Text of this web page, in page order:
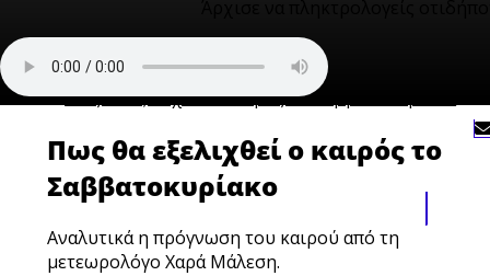
Μόνο για εντός Ελλάδας ισχύουν και όχι για
ταξίδια.
Πως θα εξελιχθεί ο καιρός το
Σαββατοκυρίακο
Αναλυτικά η πρόγνωση του καιρού από τη
μετεωρολόγο Χαρά Μάλεση.